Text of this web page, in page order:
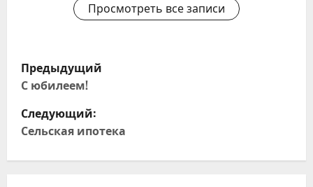
Просмотреть все записи
Н
а
в
Предыдущий
С юбилеем!
Следующий:
Сельская ипотека